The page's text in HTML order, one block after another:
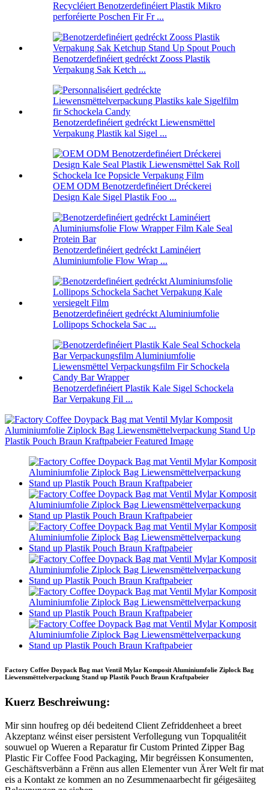
Recycléiert Benotzerdefinéiert Plastik Mikro
perforéierte Poschen Fir Fr ...
Benotzerdefinéiert gedréckt Zooss Plastik
Verpakung Sak Ketch ...
Benotzerdefinéiert gedréckt Liewensmëttel
Verpakung Plastik kal Sigel ...
OEM ODM Benotzerdefinéiert Dréckerei
Design Kale Sigel Plastik Foo ...
Benotzerdefinéiert gedréckt Laminéiert
Aluminiumfolie Flow Wrap ...
Benotzerdefinéiert gedréckt Aluminiumfolie
Lollipops Schockela Sac ...
Benotzerdefinéiert Plastik Kale Sigel Schockela
Bar Verpakung Fil ...
Factory Coffee Doypack Bag mat Ventil Mylar Komposit Aluminiumfolie Ziplock Bag
Liewensmëttelverpackung Stand up Plastik Pouch Braun Kraftpabeier
Kuerz Beschreiwung:
Mir sinn houfreg op déi bedeitend Client Zefriddenheet a breet
Akzeptanz wéinst eiser persistent Verfollegung vun Topqualitéit
souwuel op Wueren a Reparatur fir Custom Printed Zipper Bag
Plastic Fir Coffee Food Packaging, Mir begréissen Konsumenten,
Geschäftsverbänn a Frënn aus allen Elementer vun Ärer Welt fir mat
eis a Kontakt ze kommen an no Zesummenaarbecht fir géigesäiteg